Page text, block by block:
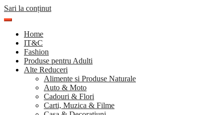
Sari la conținut
Home
IT&C
Fashion
Produse pentru Adulti
Alte Reduceri
Alimente si Produse Naturale
Auto & Moto
Cadouri & Flori
Carti, Muzica & Filme